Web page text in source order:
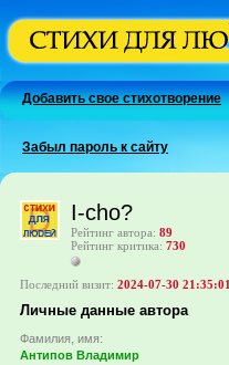
Добавить свое стихотворение
Забыл пароль к сайту
I-cho?
Рейтинг автора: 89
Рейтинг критика: 730
Последний визит: 2024-07-30 21:35:01
Личные данные автора
Фамилия, имя:
Антипов Владимир